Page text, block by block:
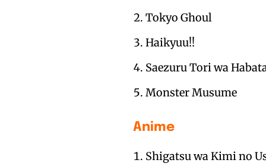
Tokyo Ghoul
Haikyuu!!
Saezuru Tori wa
Monster Musume
Anime
Shigatsu wa Kimi no